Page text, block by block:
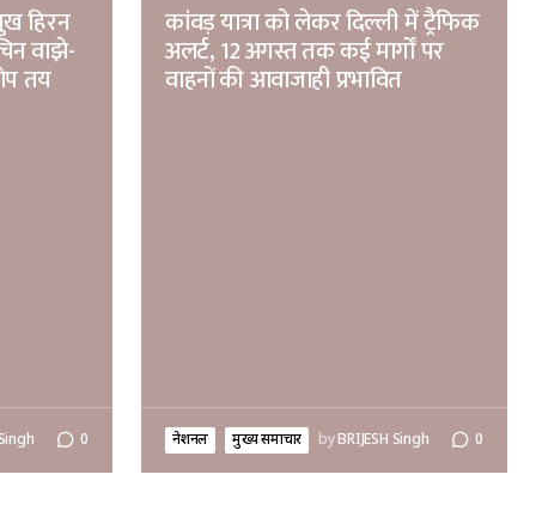
हिरन
वाझे-
तय
0
कांवड़ यात्रा को लेकर दिल्ली में ट्रैफिक
अलर्ट, 12 अगस्त तक कई मार्गों पर
वाहनों की आवाजाही प्रभावित
नेशनल मुख्य समाचार byBRIJESH Singh 0